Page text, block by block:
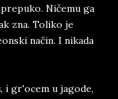
Ničemu ga
zna. Toliko je
način. I nikada
i gr'ocem u jagode,